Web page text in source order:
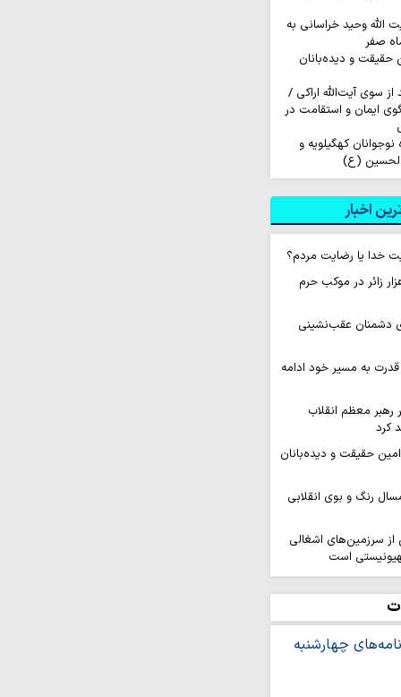
الله وحید خراسانی به
صفر
حقیقت و دیده‌بانان
سوی آیت‌الله اراکی /
ایمان و استقامت در
۲۰۰ نفره نوجوانان کهگیلویه و
الحسین (ع)
اخبار
خدا یا رضایت مردم؟
روزانه ۱۰ هزار زائر در موکب حرم
دشمنان عقب‌نشینی
به مسیر خود ادامه
رهبر معظم انقلاب
کرد
امین حقیقت و دیده‌بانان
رنگ و بوی انقلابی
سرزمین‌های اشغالی
است
برگزار…
قدرت میدانی و
می‌گیرد